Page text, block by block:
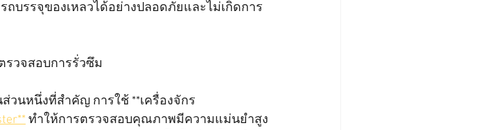
บรรจุของเหลวได้อย่างปลอดภัยและไม่เกิดการ
รวจสอบการรั่วซึม
วนหนึ่งที่สำคัญ การใช้ **เครื่องจักร
ทำให้การตรวจสอบคุณภาพมีความแม่นยำสูง